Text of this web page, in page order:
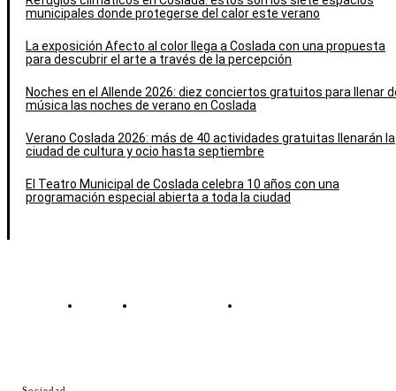
municipales donde protegerse del calor este verano
La exposición Afecto al color llega a Coslada con una propuesta
para descubrir el arte a través de la percepción
Noches en el Allende 2026: diez conciertos gratuitos para llenar
música las noches de verano en Coslada
Verano Coslada 2026: más de 40 actividades gratuitas llenarán la
ciudad de cultura y ocio hasta septiembre
El Teatro Municipal de Coslada celebra 10 años con una
programación especial abierta a toda la ciudad
Contacto Política de cookies